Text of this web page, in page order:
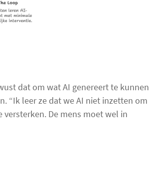
dat om wat AI genereert te kunnen
“Ik leer ze dat we AI niet inzetten om
De mens moet wel in